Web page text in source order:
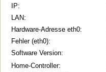
IP:
LAN:
Hardware-Adresse eth0:
Fehler (eth0):
Software Version:
Home-Controller: